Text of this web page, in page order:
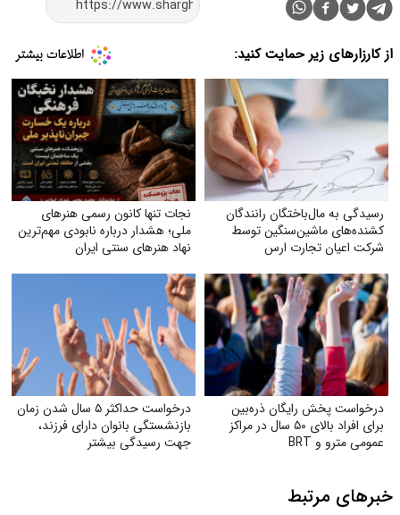
از کارزارهای زیر حمایت کنید:
رسیدگی به مال‌باختگان رانندگان
کشنده‌های ماشین‌سنگین توسط
شرکت اعیان تجارت ارس
نجات تنها کانون رسمی هنرهای
ملی؛ هشدار درباره نابودی مهم‌ترین
نهاد هنرهای سنتی ایران
درخواست پخش رایگان ذره‌بین
برای افراد بالای ۵۰ سال در مراکز
عمومی مترو و BRT
درخواست حداکثر ۵ سال شدن زمان
بازنشستگی بانوان دارای فرزند،
جهت رسیدگی بیشتر
خبرهای مرتبط